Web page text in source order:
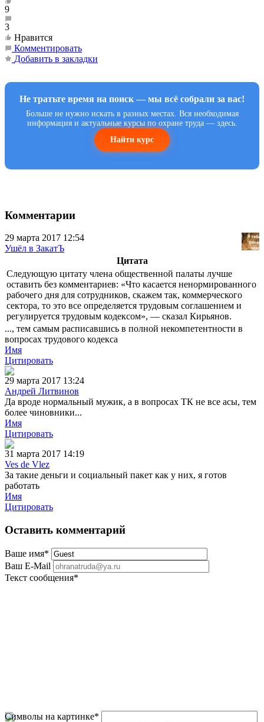
9
3
Нравится
Комментировать
Добавить в закладки
Не тратьте время на поиск — мы всё собрали за вас!
Больше не нужно искать в разных местах. Вся необходимая
информация и актуальные курсы по охране труда — здесь.
Найти курс
Комментарии
29 марта 2017 12:54
Ушёл в ЗакатЪ
Цитата
Следующую цитату члена общественной палаты лучше
оставить без комментариев: «Что касается ненормированного
рабочего дня для сотрудников, скажем так, коммерческого
сектора, то это все определяется трудовым соглашением и
регулируется трудовым кодексом», — сказал Кирьянов.
..., тем самым расписавшись в полной некомпетентности в
вопросах трудового кодекса
Имя
Цитировать
29 марта 2017 13:24
Андрей Литвинов
Да вроде нормальный мужик, а в вопросах ТК не все асы, тем
более чиновники...
Имя
Цитировать
31 марта 2017 14:19
Ves de Vlez
За такие деньги и социальный пакет как у них, я готов
работать
Имя
Цитировать
Оставить комментарий
Ваше имя*
Ваш E-Mail
Текст сообщения*
Символы на картинке*